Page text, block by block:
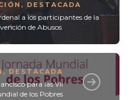
, DESTACADA
a los participantes de la
de Abusos
, DESTACADA
para las VII
de los Pobres